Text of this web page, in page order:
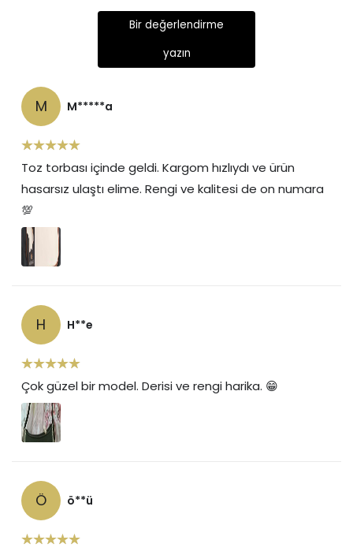
Bir değerlendirme
yazın
M M*****a
Toz torbası içinde geldi. Kargom hızlıydı ve ürün
hasarsız ulaştı elime. Rengi ve kalitesi de on numara
💯
H H**e
Çok güzel bir model. Derisi ve rengi harika. 😁
Ö ö**ü